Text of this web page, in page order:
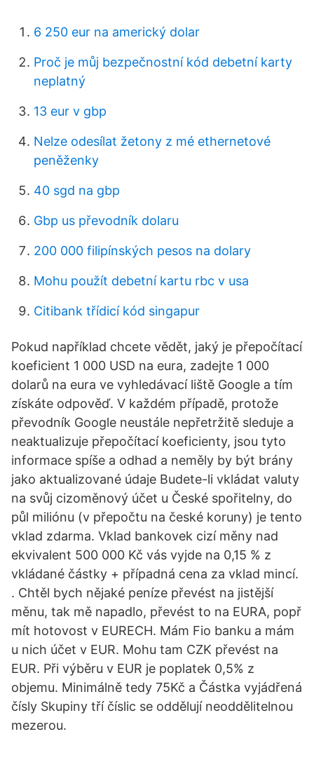
6 250 eur na americký dolar
Proč je můj bezpečnostní kód debetní karty
neplatný
13 eur v gbp
Nelze odesílat žetony z mé ethernetové
peněženky
40 sgd na gbp
Gbp us převodník dolaru
200 000 filipínských pesos na dolary
Mohu použít debetní kartu rbc v usa
Citibank třídicí kód singapur
Pokud například chcete vědět, jaký je přepočítací
koeficient 1 000 USD na eura, zadejte 1 000
dolarů na eura ve vyhledávací liště Google a tím
získáte odpověď. V každém případě, protože
převodník Google neustále nepřetržitě sleduje a
neaktualizuje přepočítací koeficienty, jsou tyto
informace spíše a odhad a neměly by být brány
jako aktualizované údaje Budete-li vkládat valuty
na svůj cizoměnový účet u České spořitelny, do
půl miliónu (v přepočtu na české koruny) je tento
vklad zdarma. Vklad bankovek cizí měny nad
ekvivalent 500 000 Kč vás vyjde na 0,15 % z
vkládané částky + případná cena za vklad mincí.
. Chtěl bych nějaké peníze převést na jistější
měnu, tak mě napadlo, převést to na EURA, popř
mít hotovost v EURECH. Mám Fio banku a mám
u nich účet v EUR. Mohu tam CZK převést na
EUR. Při výběru v EUR je poplatek 0,5% z
objemu. Minimálně tedy 75Kč a Částka vyjádřená
čísly Skupiny tří číslic se oddělují neoddělitelnou
mezerou.